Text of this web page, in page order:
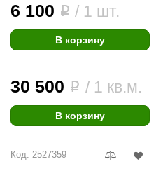
6 100 i / 1 шт.
В корзину
30 500 i / 1 кв.м.
В корзину
Код: 2527359